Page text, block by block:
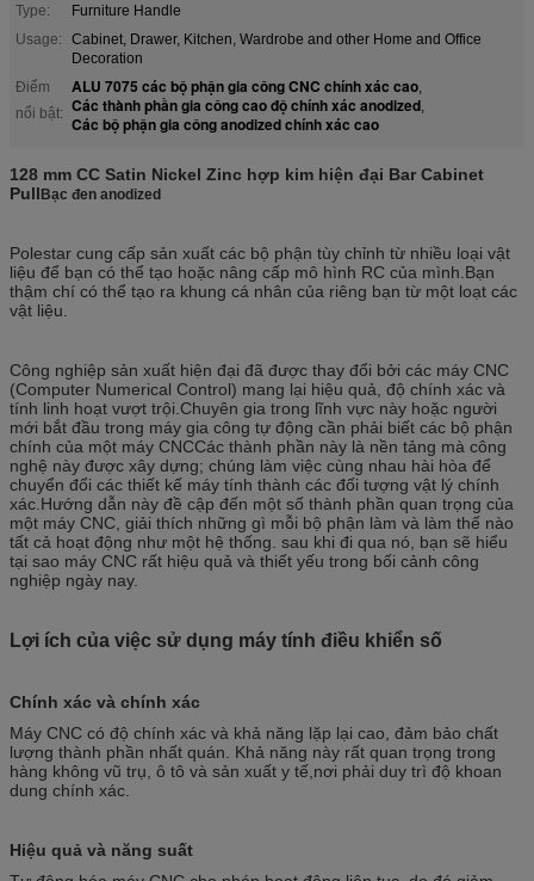
Type:
Furniture Handle
Usage:
Cabinet, Drawer, Kitchen, Wardrobe and other Home and Office
Decoration
Điểm
nổi bật:
ALU 7075 các bộ phận gia công CNC chính xác cao,
Các thành phần gia công cao độ chính xác anodized,
Các bộ phận gia công anodized chính xác cao
128 mm CC Satin Nickel Zinc hợp kim hiện đại Bar Cabinet
PullBạc đen anodized
Polestar cung cấp sản xuất các bộ phận tùy chỉnh từ nhiều loại vật
liệu để bạn có thể tạo hoặc nâng cấp mô hình RC của mình.Bạn
thậm chí có thể tạo ra khung cá nhân của riêng bạn từ một loạt các
vật liệu.
Công nghiệp sản xuất hiện đại đã được thay đổi bởi các máy CNC
(Computer Numerical Control) mang lại hiệu quả, độ chính xác và
tính linh hoạt vượt trội.Chuyên gia trong lĩnh vực này hoặc người
mới bắt đầu trong máy gia công tự động cần phải biết các bộ phận
chính của một máy CNCCác thành phần này là nền tảng mà công
nghệ này được xây dựng; chúng làm việc cùng nhau hài hòa để
chuyển đổi các thiết kế máy tính thành các đối tượng vật lý chính
xác.Hướng dẫn này đề cập đến một số thành phần quan trọng của
một máy CNC, giải thích những gì mỗi bộ phận làm và làm thế nào
tất cả hoạt động như một hệ thống. sau khi đi qua nó, bạn sẽ hiểu
tại sao máy CNC rất hiệu quả và thiết yếu trong bối cảnh công
nghiệp ngày nay.
Lợi ích của việc sử dụng máy tính điều khiển số
Chính xác và chính xác
Máy CNC có độ chính xác và khả năng lặp lại cao, đảm bảo chất
lượng thành phần nhất quán. Khả năng này rất quan trọng trong
hàng không vũ trụ, ô tô và sản xuất y tế,nơi phải duy trì độ khoan
dung chính xác.
Hiệu quả và năng suất